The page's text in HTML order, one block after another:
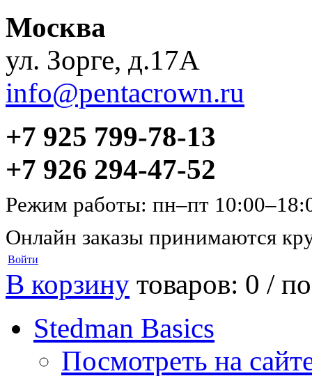
Москва
ул. Зорге, д.17А
info@pentacrown.ru
+7 925 799-78-13
+7 926 294-47-52
Режим работы: пн–пт
Онлайн заказы принимаются
Войти
В корзину товаров: 0 /
Stedman Basics
Посмотреть на